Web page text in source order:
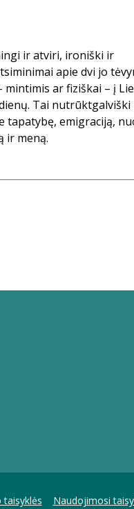
ir atviri, ironiški ir
apie dvi jo
ar fiziškai – į
Tai
tapatybę, emigraciją,
ir meną.
taisyklės Naudojimosi